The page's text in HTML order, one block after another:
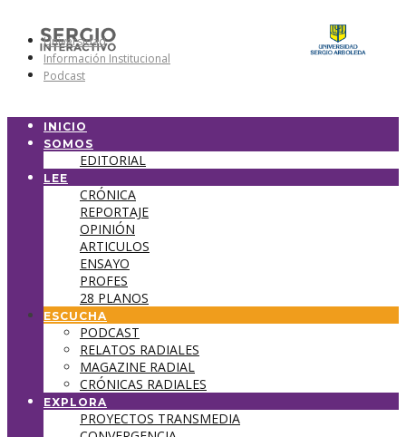
Universidad
Información Institucional
Podcast
INICIO
SOMOS
EDITORIAL
LEE
CRÓNICA
REPORTAJE
OPINIÓN
ARTICULOS
ENSAYO
PROFES
28 PLANOS
ESCUCHA
PODCAST
RELATOS RADIALES
MAGAZINE RADIAL
CRÓNICAS RADIALES
EXPLORA
PROYECTOS TRANSMEDIA